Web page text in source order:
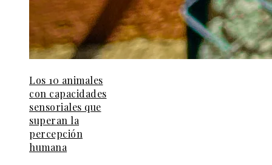
Los 10 animales
con capacidades
sensoriales que
superan la
percepción
humana